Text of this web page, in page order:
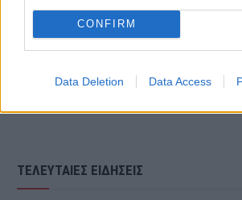
CONFIRM
Data Deletion Data Access
και συγκρούστηκε με
οδηγούσε 42χρονος.
ΤΕΛΕΥΤΑΙΕΣ ΕΙΔΗΣΕΙΣ